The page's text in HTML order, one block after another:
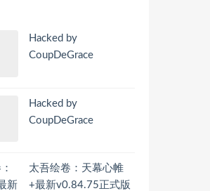
Hacked by
CoupDeGrace
Hacked by
CoupDeGrace
太吾绘卷：天幕心帷
+最新v0.84.75正式版